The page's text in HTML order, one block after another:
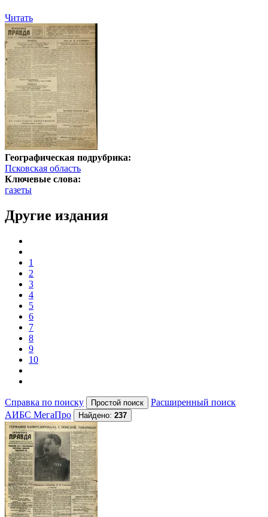
Читать
Географическая подрубрика:
Псковская область
Ключевые слова:
газеты
Другие издания
1
2
3
4
5
6
7
8
9
10
Справка по поиску
Расширенный поиск
АИБС МегаПро
Найдено: 237